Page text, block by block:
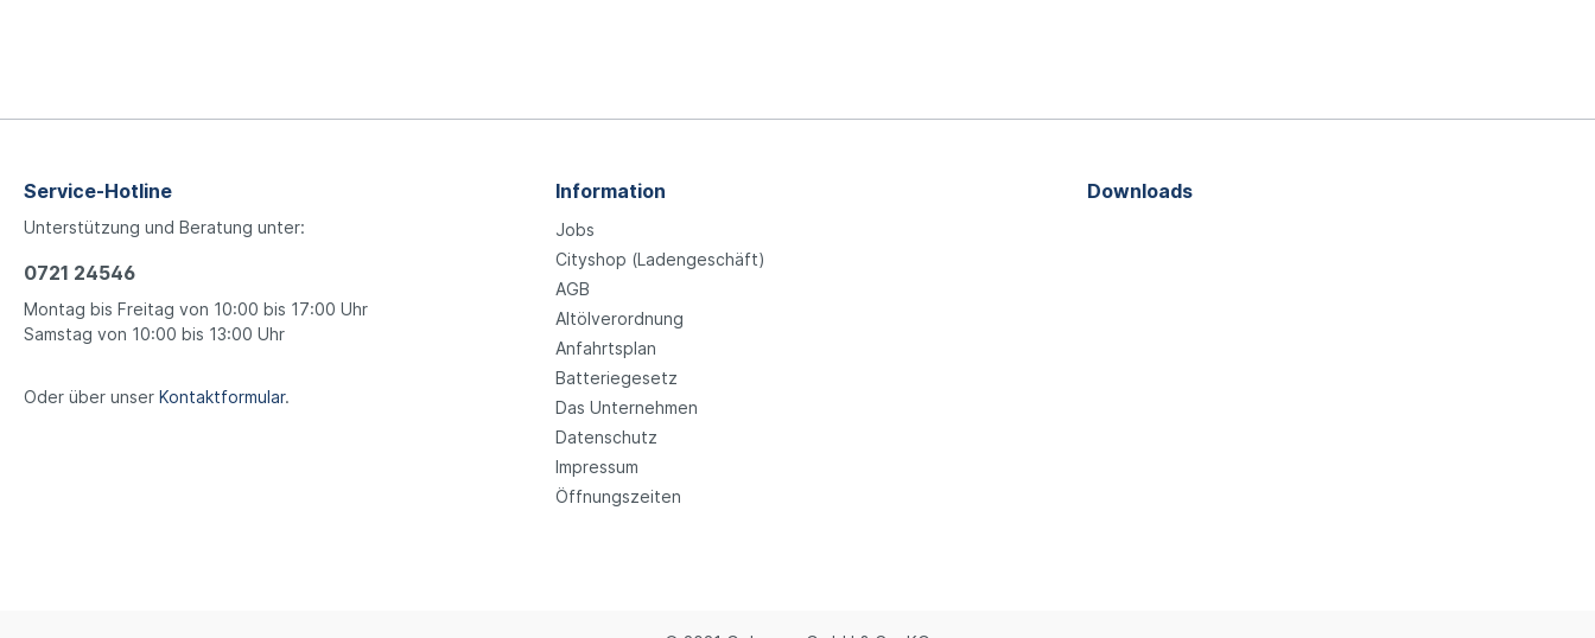
Service-Hotline
Unterstützung und Beratung unter:
0721 24546
Montag bis Freitag von 10:00 bis 17:00 Uhr
Samstag von 10:00 bis 13:00 Uhr
Oder über unser Kontaktformular.
Information
Jobs
Cityshop (Ladengeschäft)
AGB
Altölverordnung
Anfahrtsplan
Batteriegesetz
Das Unternehmen
Datenschutz
Impressum
Öffnungszeiten
Downloads